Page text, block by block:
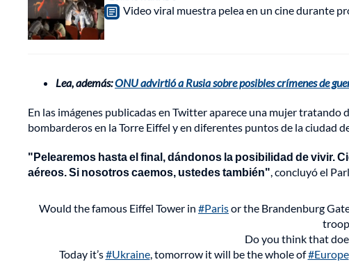
Video viral muestra pelea en un cine durante
Lea, además:ONU advirtió a Rusia sobre posibles crímenes de
En las imágenes publicadas en Twitter aparece una mujer
bombarderos en la Torre Eiffel y en diferentes puntos de la ciudad
"Pelearemos hasta el final, dándonos la posibilidad de vivir.
aéreos. Si nosotros caemos, ustedes también", concluyó el
Would the famous Eiffel Tower in #Parisor the Brandenburg
Do you think that
Today it’s#Ukraine, tomorrow it will be the whole of#Europe